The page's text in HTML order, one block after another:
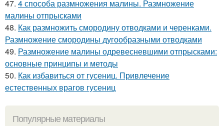
47. 4 способа размножения малины. Размножение
малины отпрысками
48. Как размножить смородину отводками и черенками.
Размножение смородины дугообразными отводками
49. Размножение малины одревесневшими отпрысками:
основные принципы и методы
50. Как избавиться от гусениц. Привлечение
естественных врагов гусениц
Популярные материалы